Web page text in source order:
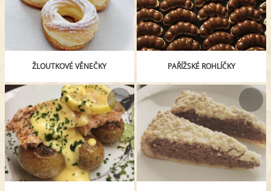
ŽLOUTKOVÉ VĚNEČKY PAŘÍŽSKÉ ROHLÍČKY